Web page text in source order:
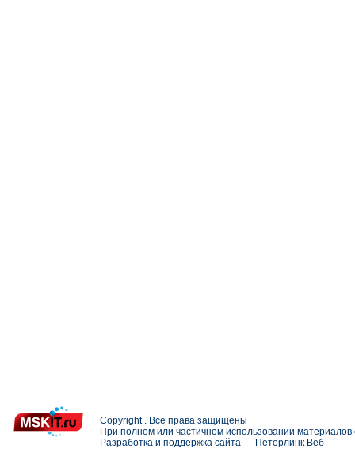
Copyright . Все права защищены
При полном или частичном использовании
Разработка и поддержка сайта — Петерлинк Веб